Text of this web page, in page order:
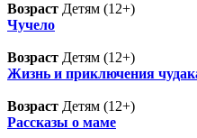
Возраст Детям (12+)
Чучело
Возраст Детям (12+)
Жизнь и приключения
Возраст Детям (12+)
Рассказы о маме